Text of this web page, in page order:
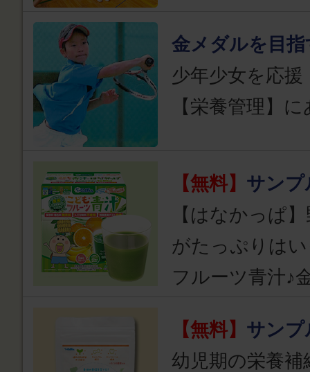
金メダルを目指
少年少女を応
【栄養管理】
【無料】 サンプ
【はなかっぱ
がたっぷりは
フルーツ青汁♪
【無料】 サンプ
幼児期の栄養